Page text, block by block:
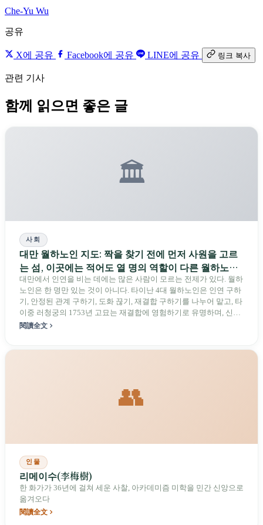
Che-Yu Wu
공유
X에 공유 Facebook에 공유 LINE에 공유 링크 복사
관련 기사
함께 읽으면 좋은 글
🏛️
사회
대만 월하노인 지도: 짝을 찾기 전에 먼저 사원을 고르
는 섬, 이곳에는 적어도 열 명의 역할이 다른 월하노인
이 있다
대만에서 인연을 비는 데에는 많은 사람이 모르는 전제가 있다. 월하
노인은 한 명만 있는 것이 아니다. 타이난 4대 월하노인은 인연 구하
기, 안정된 관계 구하기, 도화 끊기, 재결합 구하기를 나누어 맡고, 타
이중 러청궁의 1753년 고묘는 재결합에 영험하기로 유명하며, 신베
이 웨이밍탕의 토아신은 성소수자 인연을 전담한다. 샤하이, 룽산사,
閱讀全文
👥
인물
리메이수(李梅樹)
한 화가가 36년에 걸쳐 세운 사찰, 아카데미즘 미학을 민간 신앙으로
옮겨오다
閱讀全文